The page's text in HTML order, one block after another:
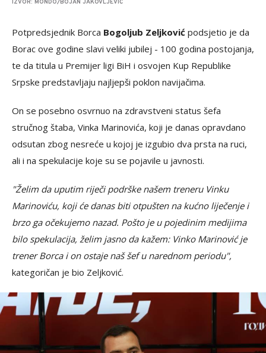
IZVOR: MONDO/BOJAN JAKOVLJEVIĆ
Potpredsjednik Borca Bogoljub Zeljković podsjetio je da
Borac ove godine slavi veliki jubilej - 100 godina postojanja,
te da titula u Premijer ligi BiH i osvojen Kup Republike
Srpske predstavljaju najljepši poklon navijačima.
On se posebno osvrnuo na zdravstveni status šefa
stručnog štaba, Vinka Marinovića, koji je danas opravdano
odsutan zbog nesreće u kojoj je izgubio dva prsta na ruci,
ali i na spekulacije koje su se pojavile u javnosti.
"Želim da uputim riječi podrške našem treneru Vinku
Marinoviću, koji će danas biti otpušten na kućno liječenje i
brzo ga očekujemo nazad. Pošto je u pojedinim medijima
bilo spekulacija, želim jasno da kažem: Vinko Marinović je
trener Borca i on ostaje naš šef u narednom periodu",
kategoričan je bio Zeljković.